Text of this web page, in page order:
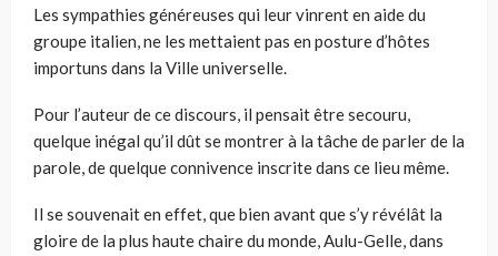
Les sympathies généreuses qui leur vinrent en aide du
groupe italien, ne les mettaient pas en posture d’hôtes
importuns dans la Ville universelle.
Pour l’auteur de ce discours, il pensait être secouru,
quelque inégal qu’il dût se montrer à la tâche de parler de la
parole, de quelque connivence inscrite dans ce lieu même.
Il se souvenait en effet, que bien avant que s’y révélât la
gloire de la plus haute chaire du monde, Aulu-Gelle, dans